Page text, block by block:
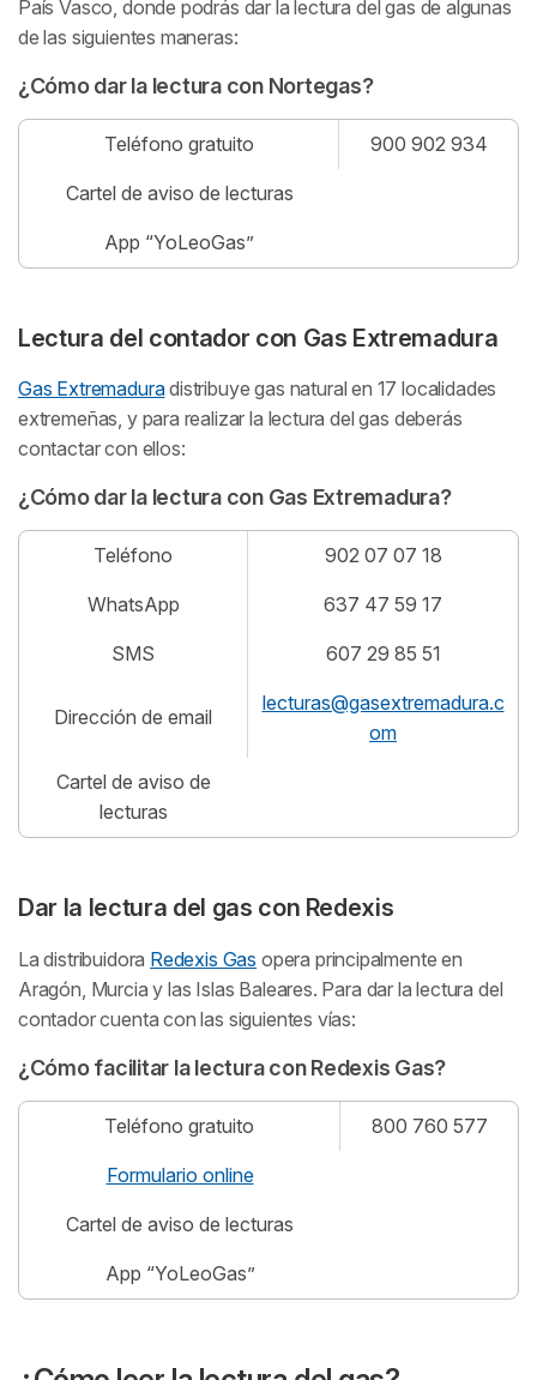
País Vasco, donde podrás dar la lectura del gas de algunas
de las siguientes maneras:
¿Cómo dar la lectura con Nortegas?
Teléfono gratuito 900 902 934
Cartel de aviso de lecturas
App “YoLeoGas”
Lectura del contador con Gas Extremadura
Gas Extremaduradistribuye gas natural en 17 localidades
extremeñas, y para realizar la lectura del gas deberás
contactar con ellos:
¿Cómo dar la lectura con Gas Extremadura?
Teléfono 902 07 07 18
WhatsApp 637 47 59 17
SMS 607 29 85 51
Dirección de email
lecturas@gasextremadura.c
om
Cartel de aviso de
lecturas
Dar la lectura del gas con Redexis
La distribuidora Redexis Gas opera principalmente en
Aragón, Murcia y las Islas Baleares. Para dar la lectura del
contador cuenta con las siguientes vías:
¿Cómo facilitar la lectura con Redexis Gas?
Teléfono gratuito 800 760 577
Formulario online
Cartel de aviso de lecturas
App “YoLeoGas”